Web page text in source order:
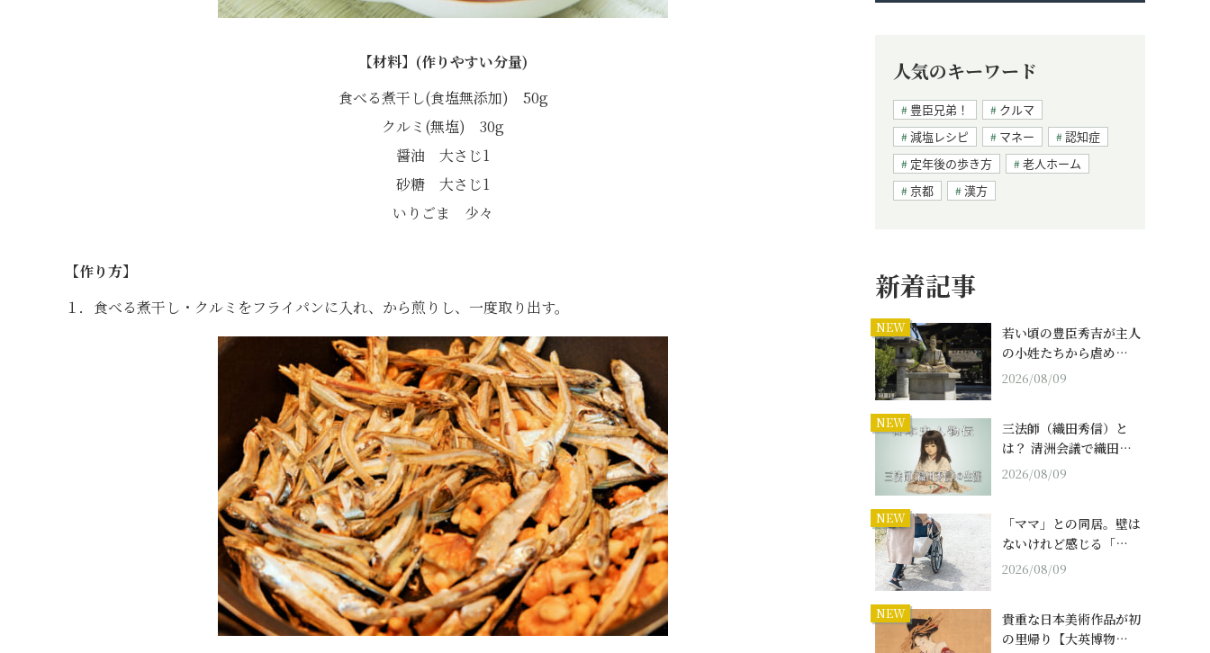
【材料】(作りやすい分量)
食べる煮干し(食塩無添加) 50g
クルミ(無塩) 30g
醤油 大さじ1
砂糖 大さじ1
いりごま 少々
【作り方】
１．食べる煮干し・クルミをフライパンに入れ、から煎りし、一度取り出す。
人気のキーワード
豊臣兄弟！
クルマ
減塩レシピ
マネー
認知症
定年後の歩き方
老人ホーム
京都
漢方
新着記事
NEW
若い頃の豊臣秀吉が主人
の小姓たちから虐め…
2026/08/09
NEW
三法師（織田秀信）と
は？ 清洲会議で織田…
2026/08/09
NEW
「ママ」との同居。壁は
ないけれど感じる「…
2026/08/09
NEW
貴重な日本美術作品が初
の里帰り【大英博物…